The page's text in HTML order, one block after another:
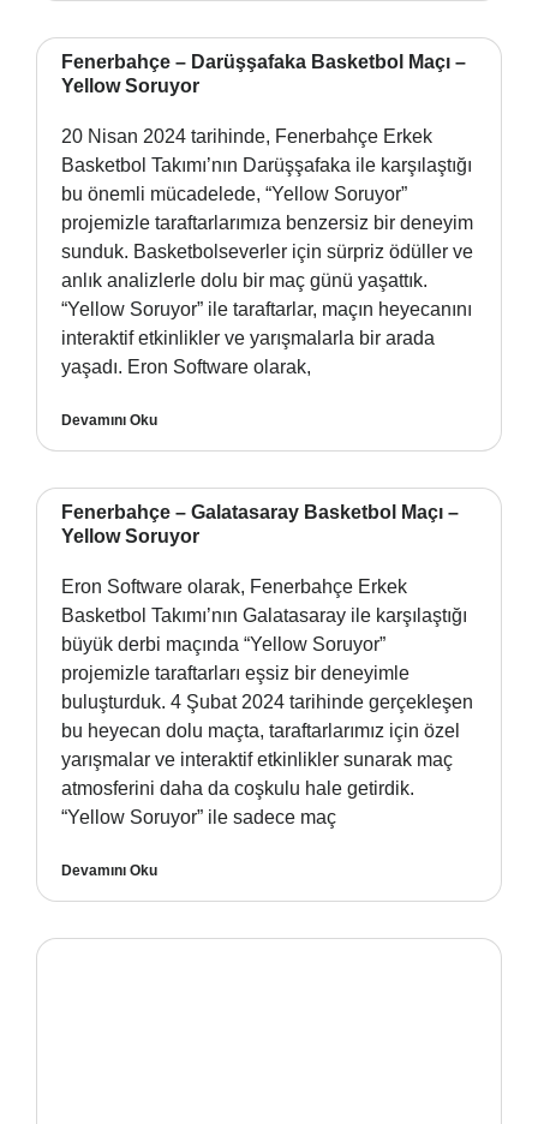
Fenerbahçe – Darüşşafaka Basketbol Maçı –
Yellow Soruyor
20 Nisan 2024 tarihinde, Fenerbahçe Erkek
Basketbol Takımı’nın Darüşşafaka ile karşılaştığı
bu önemli mücadelede, “Yellow Soruyor”
projemizle taraftarlarımıza benzersiz bir deneyim
sunduk. Basketbolseverler için sürpriz ödüller ve
anlık analizlerle dolu bir maç günü yaşattık.
“Yellow Soruyor” ile taraftarlar, maçın heyecanını
interaktif etkinlikler ve yarışmalarla bir arada
yaşadı. Eron Software olarak,
Devamını Oku
Fenerbahçe – Galatasaray Basketbol Maçı –
Yellow Soruyor
Eron Software olarak, Fenerbahçe Erkek
Basketbol Takımı’nın Galatasaray ile karşılaştığı
büyük derbi maçında “Yellow Soruyor”
projemizle taraftarları eşsiz bir deneyimle
buluşturduk. 4 Şubat 2024 tarihinde gerçekleşen
bu heyecan dolu maçta, taraftarlarımız için özel
yarışmalar ve interaktif etkinlikler sunarak maç
atmosferini daha da coşkulu hale getirdik.
“Yellow Soruyor” ile sadece maç
Devamını Oku